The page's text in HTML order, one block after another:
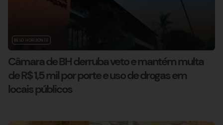
BELO HORIZONTE
Câmara de BH derruba veto e mantém multa
de R$ 1,5 mil por porte e uso de drogas em
locais públicos